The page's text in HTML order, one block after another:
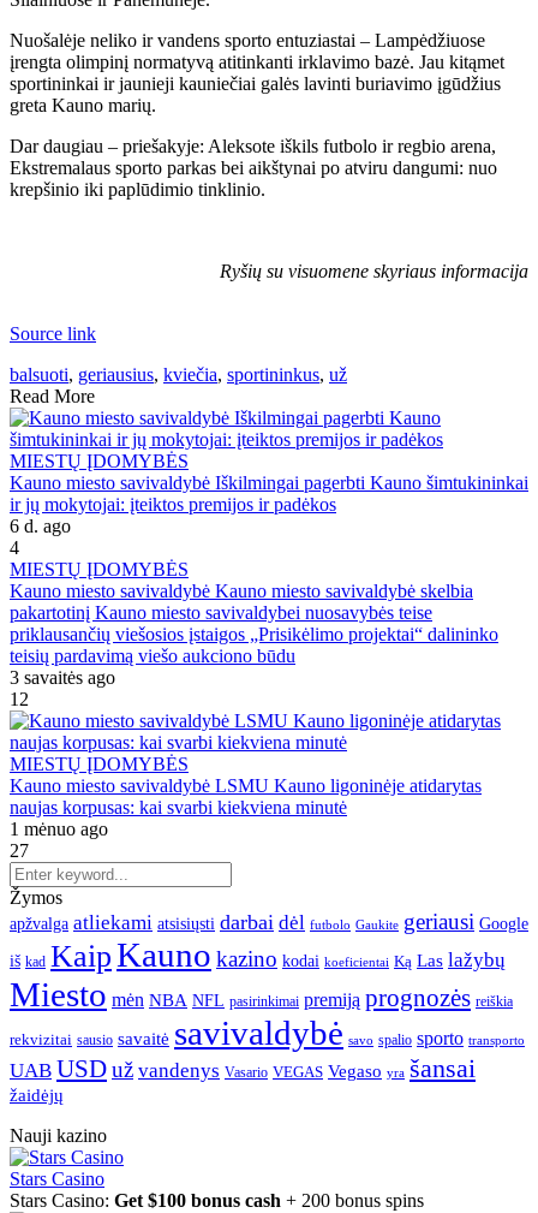
Nuošalėje neliko ir vandens sporto entuziastai – Lampėdžiuose
įrengta olimpinį normatyvą atitinkanti irklavimo bazė. Jau kitąmet
sportininkai ir jaunieji kauniečiai galės lavinti buriavimo įgūdžius
greta Kauno marių.
Dar daugiau – priešakyje: Aleksote iškils futbolo ir regbio arena,
Ekstremalaus sporto parkas bei aikštynai po atviru dangumi: nuo
krepšinio iki paplūdimio tinklinio.
Ryšių su visuomene skyriaus informacija
Source link
balsuoti, geriausius, kviečia, sportininkus, už
Read More
MIESTŲ ĮDOMYBĖS
Kauno miesto savivaldybė Iškilmingai pagerbti Kauno šimtukininkai
ir jų mokytojai: įteiktos premijos ir padėkos
6 d. ago
4
MIESTŲ ĮDOMYBĖS
Kauno miesto savivaldybė Kauno miesto savivaldybė skelbia
pakartotinį Kauno miesto savivaldybei nuosavybės teise
priklausančių viešosios įstaigos „Prisikėlimo projektai“ dalininko
teisių pardavimą viešo aukciono būdu
3 savaitės ago
12
MIESTŲ ĮDOMYBĖS
Kauno miesto savivaldybė LSMU Kauno ligoninėje atidarytas
naujas korpusas: kai svarbi kiekviena minutė
1 mėnuo ago
27
Žymos
apžvalga atliekami atsisiųsti darbai dėl futbolo Gaukite geriausi Google
iš kad KaipKauno kazino kodai koeficientai Ką Las lažybų
Miesto mėn NBA NFL pasirinkimai premiją prognozės reiškia
rekvizitai sausio savaitė savivaldybė savo spalio sporto transporto
UAB USDuž vandenys Vasario VEGAS Vegaso yra šansai
žaidėjų
Nauji kazino
Stars Casino
Stars Casino: Get $100 bonus cash + 200 bonus spins